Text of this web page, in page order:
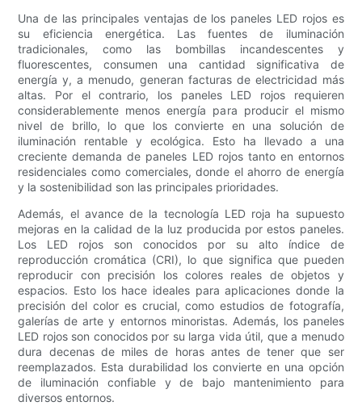
Una de las principales ventajas de los paneles LED rojos es
su eficiencia energética. Las fuentes de iluminación
tradicionales, como las bombillas incandescentes y
fluorescentes, consumen una cantidad significativa de
energía y, a menudo, generan facturas de electricidad más
altas. Por el contrario, los paneles LED rojos requieren
considerablemente menos energía para producir el mismo
nivel de brillo, lo que los convierte en una solución de
iluminación rentable y ecológica. Esto ha llevado a una
creciente demanda de paneles LED rojos tanto en entornos
residenciales como comerciales, donde el ahorro de energía
y la sostenibilidad son las principales prioridades.
Además, el avance de la tecnología LED roja ha supuesto
mejoras en la calidad de la luz producida por estos paneles.
Los LED rojos son conocidos por su alto índice de
reproducción cromática (CRI), lo que significa que pueden
reproducir con precisión los colores reales de objetos y
espacios. Esto los hace ideales para aplicaciones donde la
precisión del color es crucial, como estudios de fotografía,
galerías de arte y entornos minoristas. Además, los paneles
LED rojos son conocidos por su larga vida útil, que a menudo
dura decenas de miles de horas antes de tener que ser
reemplazados. Esta durabilidad los convierte en una opción
de iluminación confiable y de bajo mantenimiento para
diversos entornos.